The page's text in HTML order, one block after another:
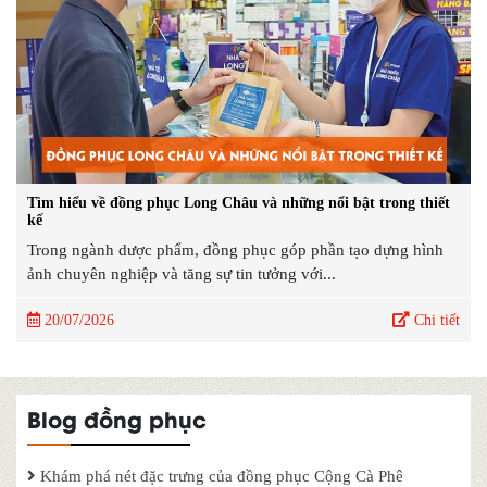
Tìm hiểu về đồng phục Long Châu và những nổi bật trong thiết
kế
Trong ngành dược phẩm, đồng phục góp phần tạo dựng hình
ảnh chuyên nghiệp và tăng sự tin tưởng với...
20/07/2026 Chi tiết
Blog đồng phục
Khám phá nét đặc trưng của đồng phục Cộng Cà Phê